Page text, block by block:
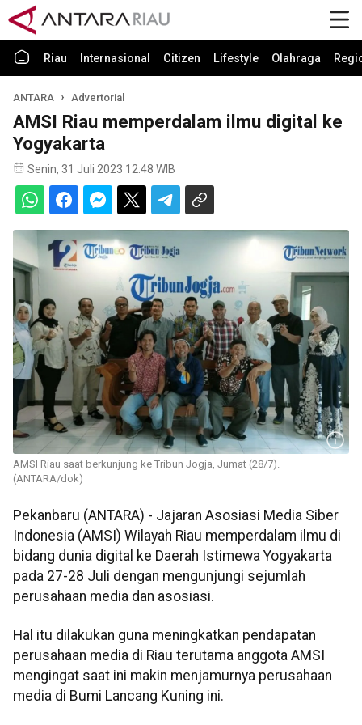
Riau Internasional Citizen Lifestyle Olahraga
ANTARA Advertorial
AMSI Riau memperdalam ilmu digital ke
Yogyakarta
Senin, 31 Juli 2023 12:48 WIB
AMSI Riau saat berkunjung ke Tribun Jogja, Jumat (28/7).
(ANTARA/dok)
Pekanbaru (ANTARA) - Jajaran Asosiasi Media Siber
Indonesia (AMSI) Wilayah Riau memperdalam ilmu di
bidang dunia digital ke Daerah Istimewa Yogyakarta
pada 27-28 Juli dengan mengunjungi sejumlah
perusahaan media dan asosiasi.
Hal itu dilakukan guna meningkatkan pendapatan
perusahaan media di Riau terutama anggota AMSI
mengingat saat ini makin menjamurnya perusahaan
media di Bumi Lancang Kuning ini.